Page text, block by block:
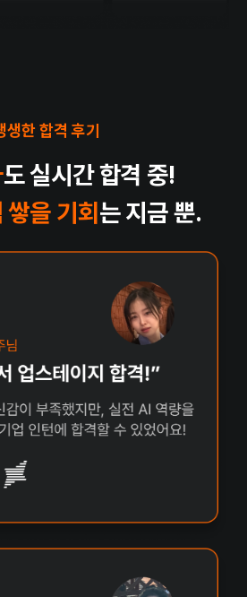
생한 합격 후기
도 실시간 합격 중!
쌓을 기회는 지금 뿐.